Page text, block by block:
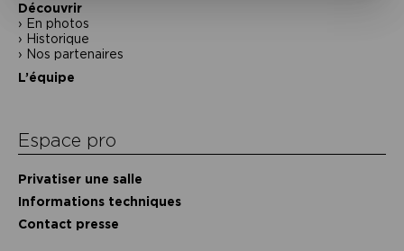
Découvrir
En photos
Historique
Nos partenaires
L’équipe
Espace pro
Privatiser une salle
Informations techniques
Contact presse